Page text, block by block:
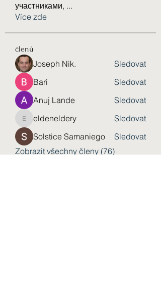
участниками, ...
Více zde
členů
Joseph Nik.
Sledovat
Bari
Sledovat
Anuj Lande
Sledovat
eldeneldery
eldeneldery
Sledovat
Solstice Samaniego
Sledovat
Zobrazit všechny členy (76)